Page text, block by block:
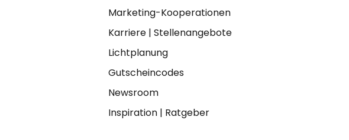
Marketing-Kooperationen
Karriere| Stellenangebote
Lichtplanung
Gutscheincodes
Newsroom
Inspiration| Ratgeber